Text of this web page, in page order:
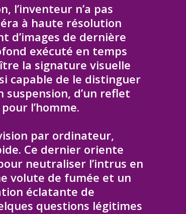
l’inventeur n’a pas
à haute résolution
d’images de dernière
exécuté en temps
la signature visuelle
capable de le distinguer
d’un reflet
l’homme.
par ordinateur,
Ce dernier oriente
neutraliser l’intrus en
volute de fumée et un
éclatante de
questions légitimes